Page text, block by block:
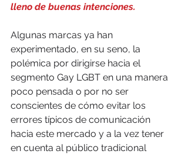
lleno de buenas intenciones.
Algunas marcas ya han
experimentado, en su seno, la
polémica por dirigirse hacia el
segmento Gay LGBT en una manera
poco pensada o por no ser
conscientes de cómo evitar los
errores típicos de comunicación
hacia este mercado y a la vez tener
en cuenta al público tradicional